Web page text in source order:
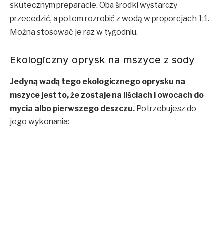
skutecznym preparacie. Oba środki wystarczy
przecedzić, a potem rozrobić z wodą w proporcjach 1:1.
Można stosować je raz w tygodniu.
Ekologiczny oprysk na mszyce z sody
Jedyną wadą tego ekologicznego oprysku na
mszyce jest to, że zostaje na liściach i owocach do
mycia albo pierwszego deszczu. Potrzebujesz do
jego wykonania: